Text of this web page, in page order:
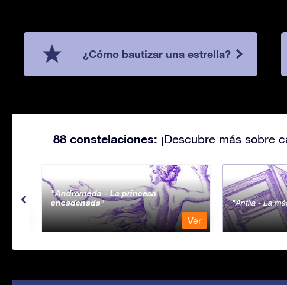
¿Cómo bautizar una estrella?
88 constelaciones: ¡Descubre más sobre
Andromeda - La princesa
encadenada
Ver
Antlia - La